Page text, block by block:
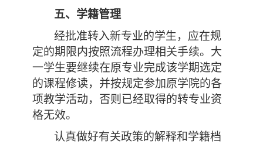
五、学籍管理
经批准转入新专业的学生，应在规
定的期限内按照流程办理相关手续。 大
一学生要继续在原专业完成该学期选定
的课程修读，并按规定参加原学院的各
项教学活动，否则已经取得的转专业资
格无效。
认真做好有关政策的解释和学籍档